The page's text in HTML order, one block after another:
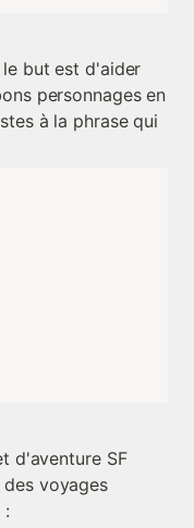
but est d'aider
personnages en
à la phrase qui
d'aventure SF
voyages
: